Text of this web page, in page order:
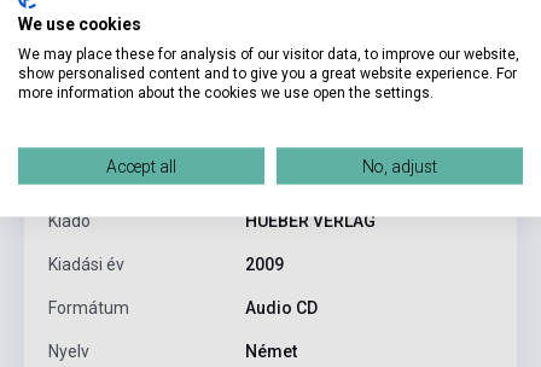
Termékjellemzők
Dallapiazza, Rosa-Maria,
Kiadó HUEBER VERLAG
Kiadási év 2009
Formátum Audio CD
Nyelv Német
We use cookies
We may place these for analysis of our visitor data, to improve our website,
show personalised content and to give you a great website experience. For
more information about the cookies we use open the settings.
Accept all No, adjust